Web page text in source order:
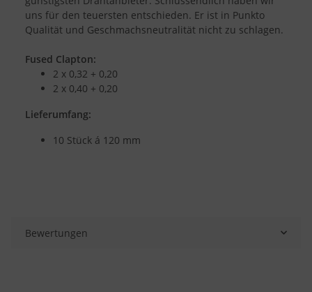
uns für den teuersten entschieden. Er ist in Punkto
Qualität und Geschmachsneutralität nicht zu schlagen.
Fused Clapton:
2 x 0,32 + 0,20
2 x 0,40 + 0,20
Lieferumfang:
10 Stück á 120 mm
Bewertungen